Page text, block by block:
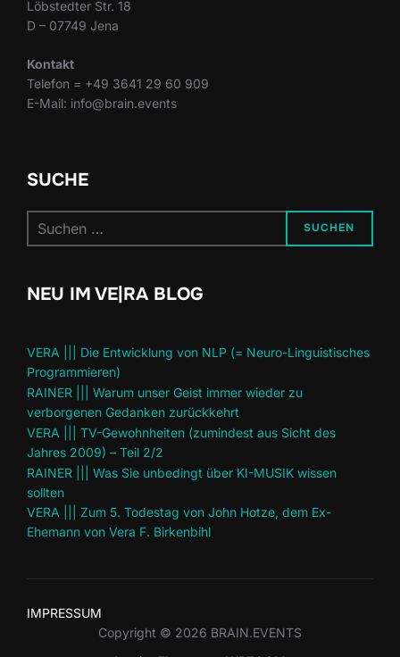
Löbstedter Str. 18
D – 07749 Jena
Kontakt
Telefon = +49 3641 29 60 909
E-Mail: info@brain.events
SUCHE
nach:
SUCHEN
NEU IM VE|RA BLOG
VERA ||| Die Entwicklung von NLP (= Neuro-Linguistisches
Programmieren)
RAINER ||| Warum unser Geist immer wieder zu
verborgenen Gedanken zurückkehrt
VERA ||| TV-Gewohnheiten (zumindest aus Sicht des
Jahres 2009) – Teil 2/2
RAINER ||| Was Sie unbedingt über KI-MUSIK wissen
sollten
VERA ||| Zum 5. Todestag von John Hotze, dem Ex-
Ehemann von Vera F. Birkenbihl
IMPRESSUM
Copyright © 2026 BRAIN.EVENTS